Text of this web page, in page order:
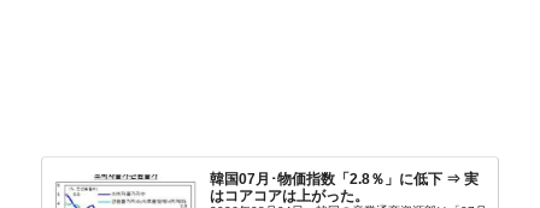
韓国07月･物価指数「2.8％」に低下 ⇒ 実
はコアコアは上がった。